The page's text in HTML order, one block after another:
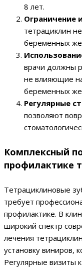
8 лет.
Ограничение
тетрациклин
беременных
врачи должны
не влияющие
беременных
Регулярные
позволяют
Комплексный
профилактике
Тетрациклиновые
требует
профилактике. В
широкий спектр
лечения
установку виниров,
Регулярные визиты